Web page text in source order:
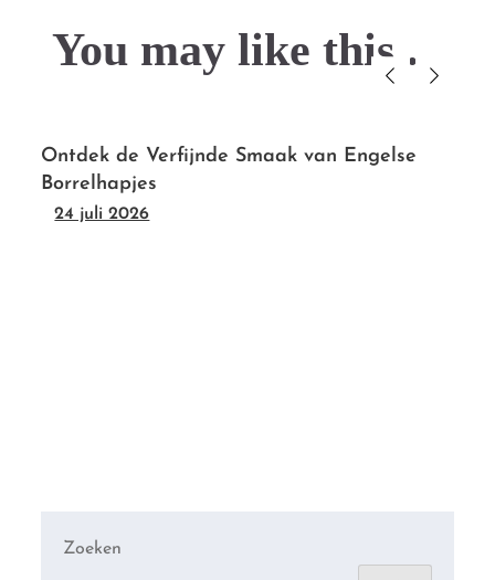
You may like this....
Ontdek de Verfijnde Smaak van Engelse
Borrelhapjes
24 juli 2026
Zoeken